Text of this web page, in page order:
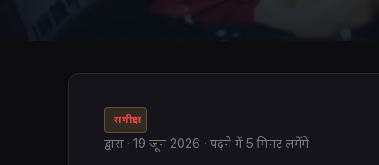
समीक्षा
द्वारा · 19 जून 2026 · पढ़ने में 5 मिनट लगेंगे